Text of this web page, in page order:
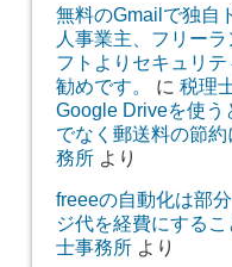
無料のGmailで独自
人事業主、フリー
フトよりセキュリ
勧めです。
に 税理
Google Driveを使う
でなく郵送料の節
務所より
freeeの自動化は部
ジ代を経費にする
士事務所より